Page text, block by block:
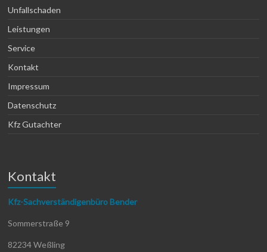
Unfallschaden
Leistungen
Service
Kontakt
Impressum
Datenschutz
Kfz Gutachter
Kontakt
Kfz-Sachverständigenbüro Bender
Sommerstraße 9
82234 Weßling